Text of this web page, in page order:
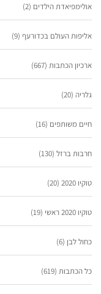
אולימפיאדת הילדים (2)
אליפות העולם בכדורעף (9)
ארכיון הכתבות (667)
גלריה (20)
חיים משותפים (16)
חרבות ברזל (130)
טוקיו 2020 (20)
טוקיו 2020 ראשי (19)
כחול לבן (6)
כל הכתבות (619)